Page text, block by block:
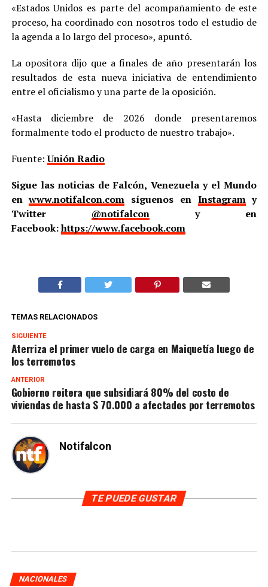
«Estados Unidos es parte del acompañamiento de este
proceso, ha coordinado con nosotros todo el estudio de
la agenda a lo largo del proceso», apuntó.
La opositora dijo que a finales de año presentarán los
resultados de esta nueva iniciativa de entendimiento
entre el oficialismo y una parte de la oposición.
«Hasta diciembre de 2026 donde presentaremos
formalmente todo el producto de nuestro trabajo».
Fuente:Unión Radio
Sigue las noticias de Falcón, Venezuela y el Mundo
enwww.notifalcon.com síguenos en Instagramy
Twitter @notifalcony en
Facebook:https://www.facebook.com
TEMAS RELACIONADOS
SIGUIENTE
Aterriza el primer vuelo de carga en Maiquetía luego de
los terremotos
ANTERIOR
Gobierno reitera que subsidiará 80% del costo de
viviendas de hasta $ 70.000 a afectados por terremotos
Notifalcon
TE PUEDE GUSTAR
NACIONALES